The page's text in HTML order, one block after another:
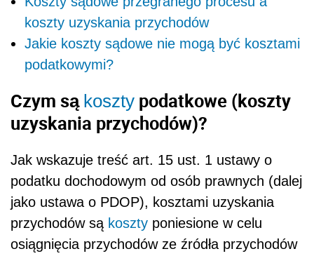
koszty uzyskania przychodów
Jakie koszty sądowe nie mogą być kosztami
podatkowymi?
Czym są koszty podatkowe (koszty
uzyskania przychodów)?
Jak wskazuje treść art. 15 ust. 1 ustawy o
podatku dochodowym od osób prawnych (dalej
jako ustawa o PDOP), kosztami uzyskania
przychodów są koszty poniesione w celu
osiągnięcia przychodów ze źródła przychodów